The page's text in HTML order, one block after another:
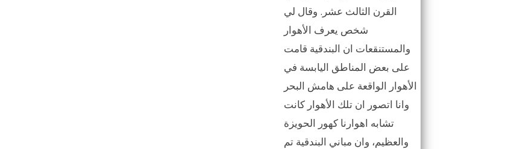
القرن الثالث عشر. وقال لي
شخص يعرف الأهوار
والمستنقعات ان البندقية قامت
على بعض المناطق اليابسة في
الأهوار الواقعة على هامش البحر
وانا اتصور ان تلك الأهوار كانت
تشابه اهوارنا كهور الحويزة
والعظيم، وان مباني البندقية تم